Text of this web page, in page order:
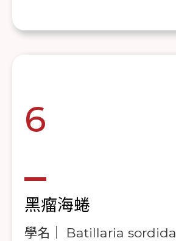
6
黑瘤海蜷
學名｜ Batillaria sordida